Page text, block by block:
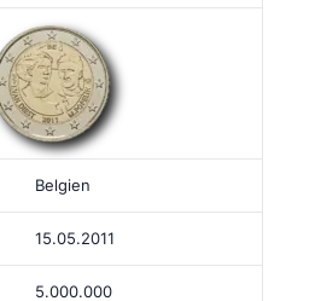
Belgien
15.05.2011
5.000.000